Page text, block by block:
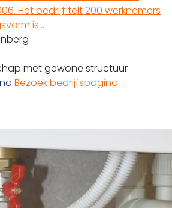
Het bedrijf telt 200 werknemers
is…
met gewone structuur
Bezoek bedrijfspagina